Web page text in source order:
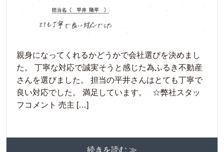
親身になってくれるかどうかで会社選びを決めまし
た。 丁寧な対応で誠実そうと感じた為ふるき不動産
さんを選びました。 担当の平井さんはとても丁寧で
良い対応でした。 満足しています。 ☆弊社スタッ
フコメント 売主 […]
続きを読む ≫